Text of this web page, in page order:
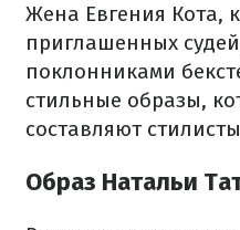
Жена Евгения Кота,
приглашенных
поклонниками
стильные образы,
составляют
Образ Натальи